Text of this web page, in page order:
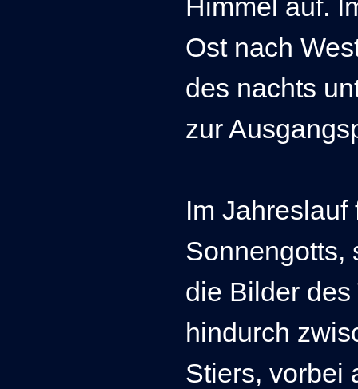
Himmel auf.
Ost nach
des nachts
zur
Im Jahreslauf
Sonnengotts,
die Bilder
hindurch
Stiers, vorbei